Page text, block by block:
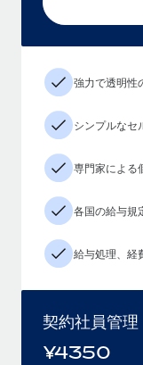
強力で透明性
シンプルなセ
専門家による
各国の給与規
給与処理、経
契約社員管理
¥4350